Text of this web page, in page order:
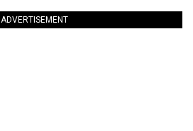
ADVERTISEMENT